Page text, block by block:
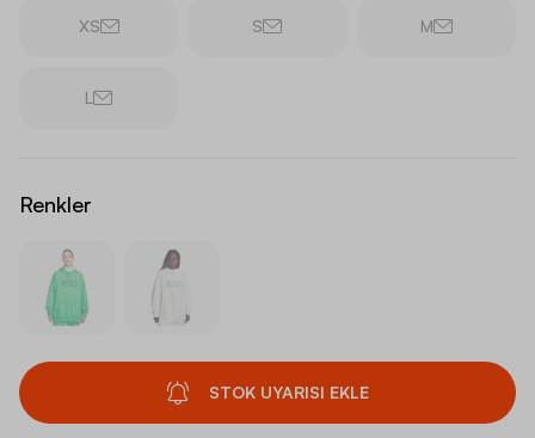
XS S M
L
Renkler
STOK UYARISI EKLE